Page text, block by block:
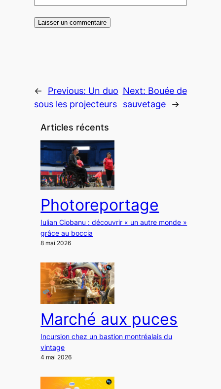
← Previous: Un duo
sous les projecteurs
Next: Bouée de
sauvetage
→
Articles récents
Photoreportage
Iulian Ciobanu : découvrir « un autre monde »
grâce au boccia
8 mai 2026
Marché aux puces
Incursion chez un bastion montréalais du
vintage
4 mai 2026